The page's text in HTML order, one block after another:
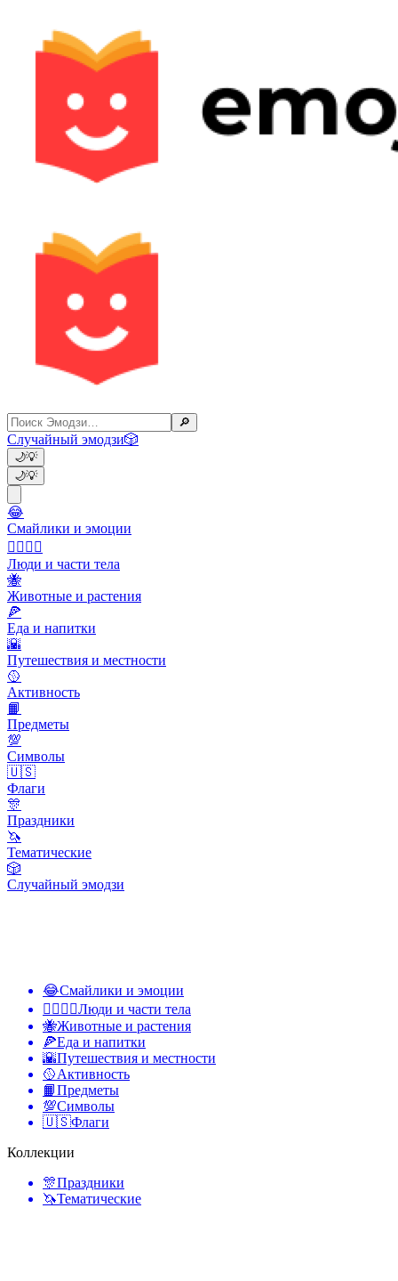
🔎
Случайный эмодзи🎲
🌙💡
🌙💡
😂
Смайлики и эмоции
👩‍❤️‍💋‍👨
Люди и части тела
🐝
Животные и растения
🍕
Еда и напитки
🌇
Путешествия и местности
🥎
Активность
📙
Предметы
💯
Символы
🇺🇸
Флаги
🎊
Праздники
🦄
Тематические
🎲
Случайный эмодзи
😂Смайлики и эмоции
👩‍❤️‍💋‍👨Люди и части тела
🐝Животные и растения
🍕Еда и напитки
🌇Путешествия и местности
🥎Активность
📙Предметы
💯Символы
🇺🇸Флаги
Коллекции
🎊Праздники
🦄Тематические